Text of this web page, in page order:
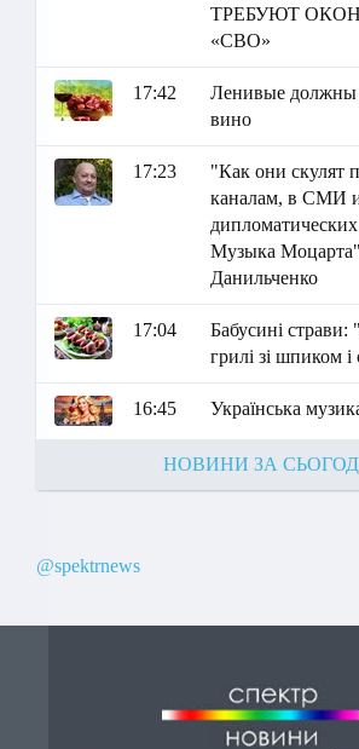
ТРЕБУЮТ
«СВО»
17:42
Ленивые должны
вино
17:23
"Как они скулят
каналам, в СМИ
Музыка
Данильченко
17:04
Бабусині страви:
грилі зі шпиком
16:45 Українська
НОВИНИ ЗА
@spektrnews